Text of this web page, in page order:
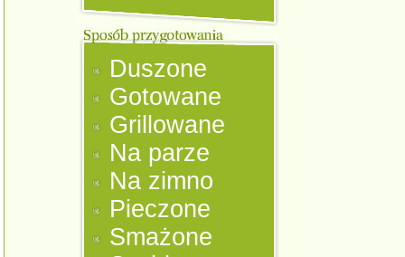
Duszone
Gotowane
Grillowane
Na parze
Na zimno
Pieczone
Smażone